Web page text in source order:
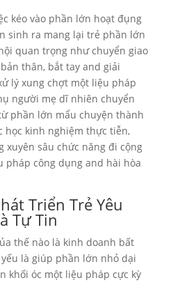
kéo vào phần lớn hoạt đụng
sinh ra mang lại trẻ phần lớn
quan trọng như chuyển giao
thân, bắt tay and giải
lý xung chợt một liệu pháp
người mẹ dĩ nhiên chuyển
phần lớn mẩu chuyện thành
học kinh nghiệm thực tiễn,
xuyên sâu chức năng đi cộng
pháp công dụng and hài hòa
Triển Trẻ Yêu
Tự Tin
thế nào là kinh doanh bất
là giúp phần lớn nhỏ dại
khối óc một liệu pháp cực kỳ